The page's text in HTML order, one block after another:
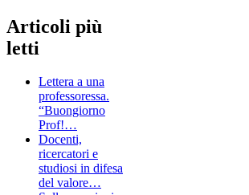
Articoli più
letti
Lettera a una
professoressa.
“Buongiorno
Prof!…
Docenti,
ricercatori e
studiosi in difesa
del valore…